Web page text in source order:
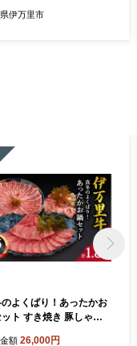
伊万里市
よくばり！あったかお
ト すき焼き 豚しゃぶ
額 26,000円